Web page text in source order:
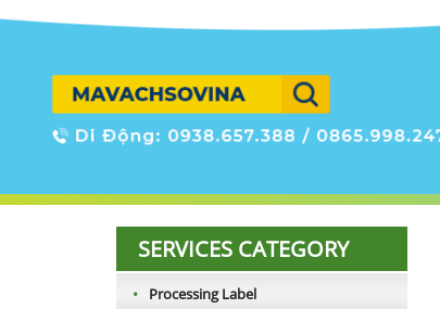
SERVICES CATEGORY
• Processing Label